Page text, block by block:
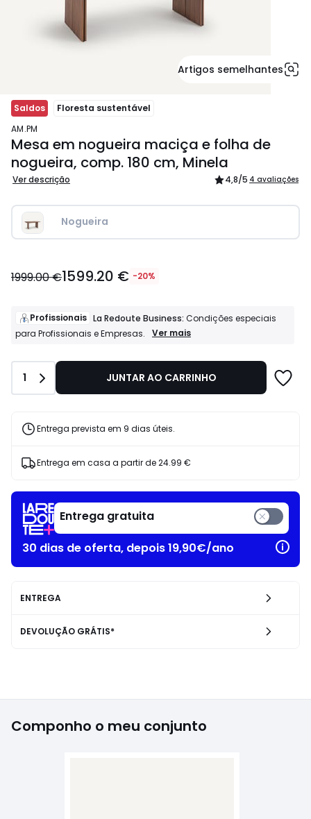
Artigos semelhantes
Saldos
Floresta sustentável
AM.PM
Mesa em nogueira maciça e folha de
nogueira, comp. 180 cm, Minela
Ver descrição 4,8/5 4 avaliações
Nogueira
€
de
1999.00
20%
desconto
1999.00 €1599.20 € -20%
Profissionais La Redoute Business: Condições especiais
para Profissionais e Empresas.
Profissionais
Condições
e
Ver mais
Quantidade
1 JUNTAR AO CARRINHO
Entrega prevista em 9 dias úteis.
Entrega em casa a partir de24.99 €
Entrega gratuita
30 dias de oferta, depois 19,90€/ano
ENTREGA
DEVOLUÇÃO GRÁTIS*
Componho o meu conjunto